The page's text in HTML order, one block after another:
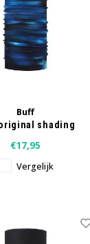
Buff
shading
€17,95
Vergelijk